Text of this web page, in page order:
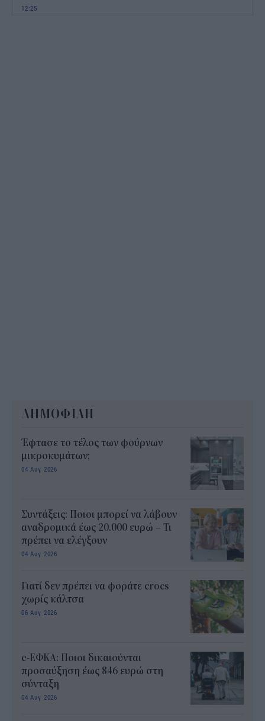
12:25
ΔΗΜΟΦΙΛΗ
Έφτασε το τέλος των φούρνων
μικροκυμάτων;
04 Αυγ 2026
Συντάξεις: Ποιοι μπορεί να λάβουν
αναδρομικά έως 20.000 ευρώ – Τι
πρέπει να ελέγξουν
04 Αυγ 2026
Γιατί δεν πρέπει να φοράτε crocs
χωρίς κάλτσα
06 Αυγ 2026
e-ΕΦΚΑ: Ποιοι δικαιούνται
προσαύξηση έως 846 ευρώ στη
σύνταξη
04 Αυγ 2026